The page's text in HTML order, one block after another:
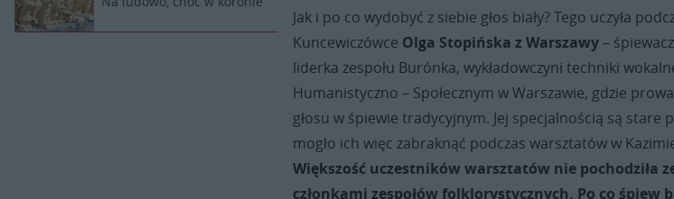
Jak i po co wydobyć z siebie głos biały? Tego uczyła
Kuncewiczówce Olga Stopińska z Warszawy –
liderka zespołu Burónka, wykładowczyni techniki
Humanistyczno – Społecznym w Warszawie, gdzie
głosu w śpiewie tradycyjnym. Jej specjalnością są stare
mogło ich więc zabraknąć podczas warsztatów w
Większość uczestników warsztatów nie pochodziła
członkami zespołów folklorystycznych. Po co śpiew